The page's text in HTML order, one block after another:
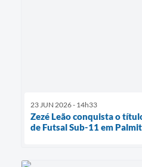
23 JUN 2026 - 14h33
Zezé Leão conquista o
de Futsal Sub-11 em